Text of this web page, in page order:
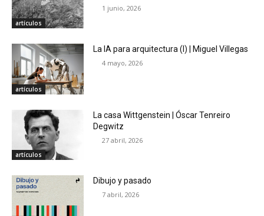
artículos
1 junio, 2026
artículos
La IA para arquitectura (I) | Miguel Villegas
4 mayo, 2026
artículos
La casa Wittgenstein | Óscar Tenreiro
Degwitz
27 abril, 2026
Dibujo y pasado
7 abril, 2026